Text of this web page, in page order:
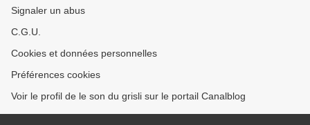
Signaler un abus
C.G.U.
Cookies et données personnelles
Préférences cookies
Voir le profil de le son du grisli sur le portail Canalblog